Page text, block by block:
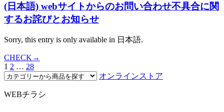
(日本語) webサイトからのお問い合わせ不具合に関
するお詫びとお知らせ
Sorry, this entry is only available in 日本語.
CHECK→
1 2 … 28
オンラインストア
WEBチラシ